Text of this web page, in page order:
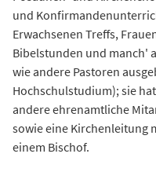
und
Erwachsenen Treffs,
Bibelstunden und manch'
wie andere Pastoren
Hochschulstudium); sie
andere ehrenamtliche
sowie eine Kirchenleitung
einem Bischof.